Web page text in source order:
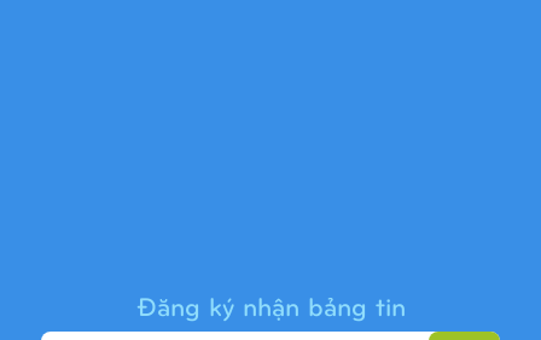
Đăng ký nhận bảng tin